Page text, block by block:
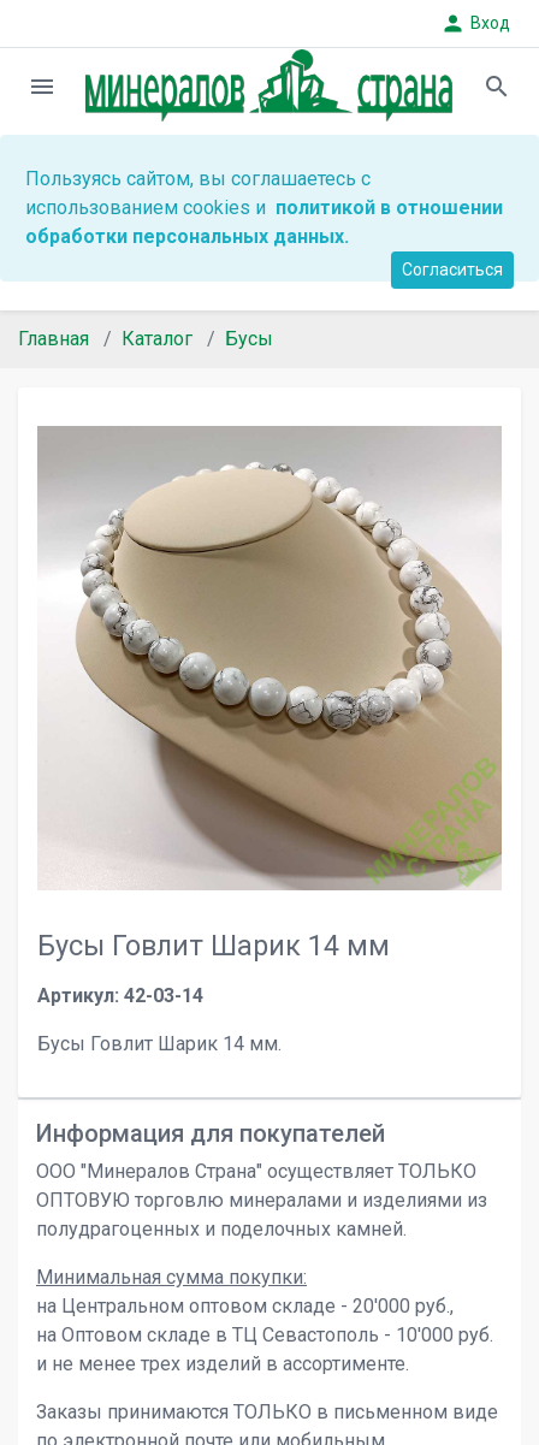
person Вход
menu search
Пользуясь сайтом, вы соглашаетесь с
использованием cookies и политикой в отношении
обработки персональных данных.
Согласиться
Главная Каталог Бусы
Бусы Говлит Шарик 14 мм
Артикул: 42-03-14
Бусы Говлит Шарик 14 мм.
Информация для покупателей
ООО "Минералов Страна" осуществляет ТОЛЬКО
ОПТОВУЮ торговлю минералами и изделиями из
полудрагоценных и поделочных камней.
Минимальная сумма покупки:
на Центральном оптовом складе - 20'000 руб.,
на Оптовом складе в ТЦ Севастополь - 10'000 руб.
и не менее трех изделий в ассортименте.
Заказы принимаются ТОЛЬКО в письменном виде